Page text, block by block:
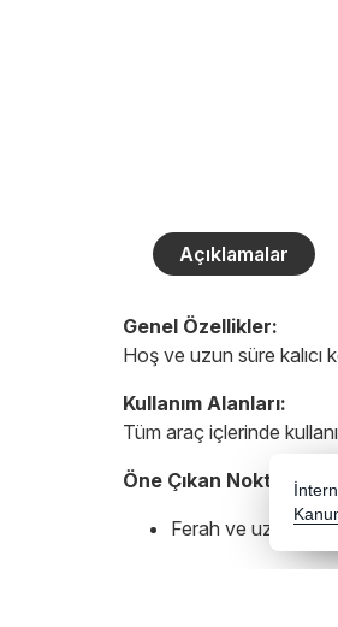
Açıklamalar
Genel Özellikler:
Hoş ve uzun süre kalıcı
Kullanım Alanları:
Tüm araç içlerinde
Öne Çıkan Noktalar:
Ferah ve uzun süre
Araç içi kullanım